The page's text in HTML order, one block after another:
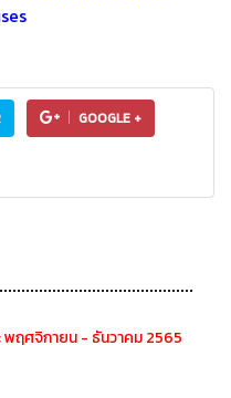
GOOGLE +
พฤศจิกายน - ธันวาคม 2565